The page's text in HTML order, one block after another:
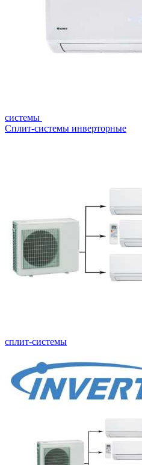
системы
Сплит-системы инверторные
сплит-системы